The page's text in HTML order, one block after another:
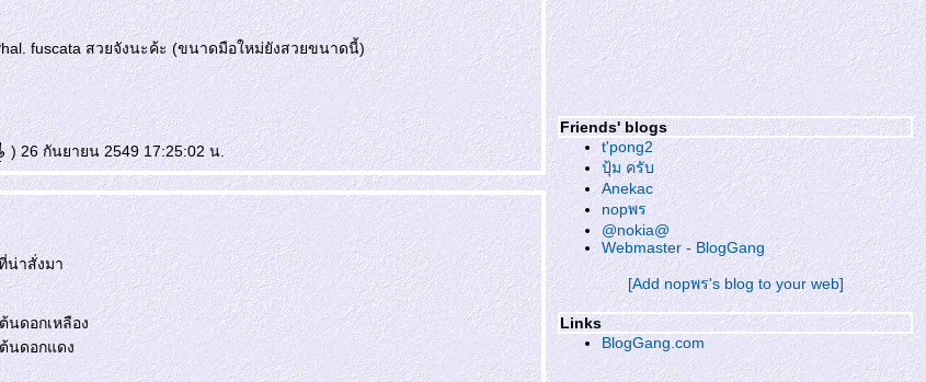
fuscata สวยจังนะค้ะ (ขนาดมือใหม่ยังสวยขนาดนี้)
) 26 กันยายน 2549 17:25:02 น.
น่าสั่งมา
นดอกเหลือง
นดอกแดง
Friends' blogs
t'pong2
ปุ้ม ครับ
Anekac
nopพร
@nokia@
Webmaster - BlogGang
[Add nopพร's blog to your web]
Links
BlogGang.com